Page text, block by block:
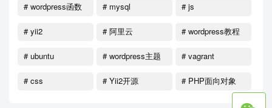
# wordpress函数 # mysql # js
# yii2 # 阿里云 # wordpress教程
# ubuntu # wordpress主题 # vagrant
# css # Yii2开源 # PHP面向对象